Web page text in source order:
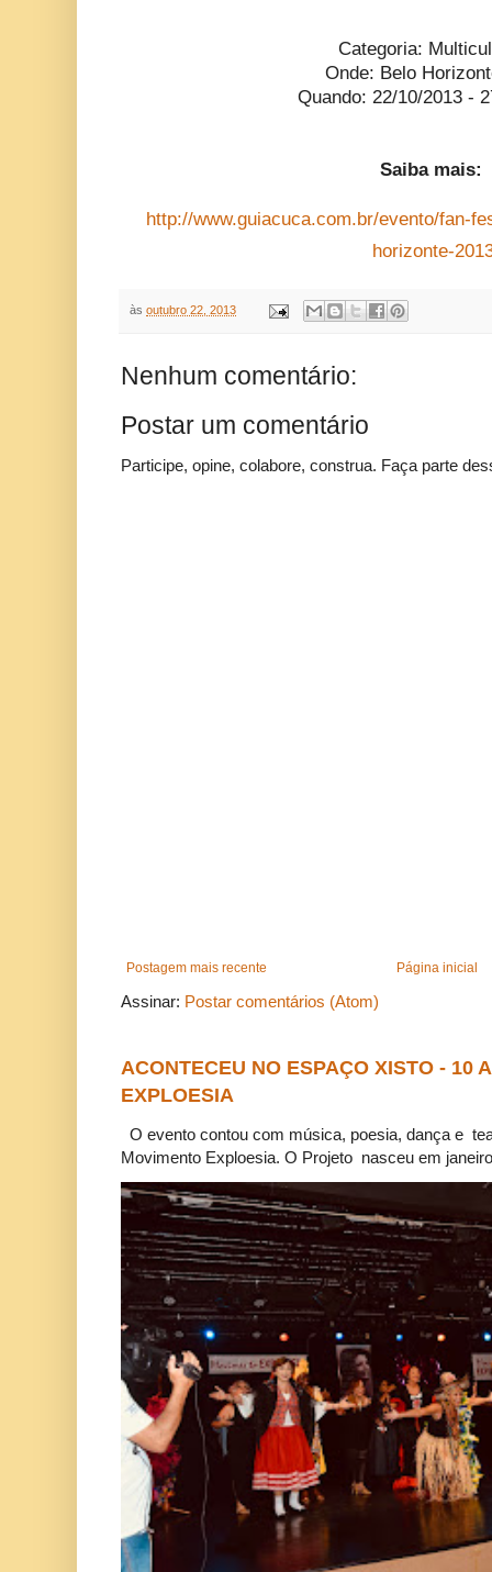
Categoria:
Onde: Belo
Quando: 22/10/2013 -
Saiba mais:
http://www.guiacuca.com.br/evento/fan-
horizonte-
às outubro 22, 2013
Nenhum comentário:
Postar um comentário
Participe, opine, colabore, construa. Faça parte
Postagem mais recente Página inicial
Assinar: Postar comentários (Atom)
ACONTECEU NO ESPAÇO XISTO - 10
EXPLOESIA
O evento contou com música, poesia, dança e
Movimento Exploesia. O Projeto nasceu em